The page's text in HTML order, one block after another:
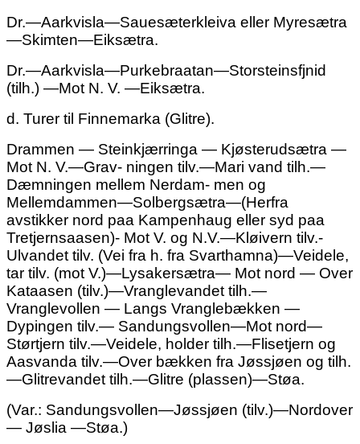
Dr.—Aarkvisla—Sauesæterkleiva eller Myresætra
—Skimten—Eiksætra.
Dr.—Aarkvisla—Purkebraatan—Storsteinsfjnid
(tilh.) —Mot N. V. —Eiksætra.
d. Turer til Finnemarka (Glitre).
Drammen — Steinkjærringa — Kjøsterudsætra —
Mot N. V.—Grav- ningen tilv.—Mari vand tilh.—
Dæmningen mellem Nerdam- men og
Mellemdammen—Solbergsætra—(Herfra
avstikker nord paa Kampenhaug eller syd paa
Tretjernsaasen)- Mot V. og N.V.—Kløivern tilv.-
Ulvandet tilv. (Vei fra h. fra Svarthamna)—Veidele,
tar tilv. (mot V.)—Lysakersætra— Mot nord — Over
Kataasen (tilv.)—Vranglevandet tilh.—
Vranglevollen — Langs Vranglebækken —
Dypingen tilv.— Sandungsvollen—Mot nord—
Størtjern tilv.—Veidele, holder tilh.—Flisetjern og
Aasvanda tilv.—Over bækken fra Jøssjøen og tilh.
—Glitrevandet tilh.—Glitre (plassen)—Støa.
(Var.: Sandungsvollen—Jøssjøen (tilv.)—Nordover
— Jøslia —Støa.)